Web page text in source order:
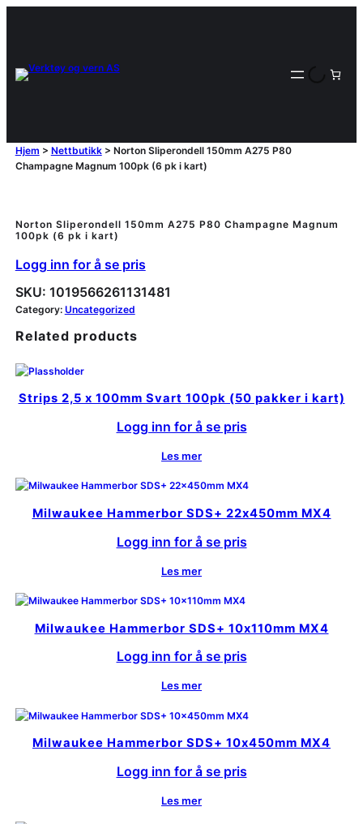
Hjem > Nettbutikk> Norton Sliperondell 150mm A275 P80
Champagne Magnum 100pk (6 pk i kart)
Norton Sliperondell 150mm A275 P80 Champagne Magnum
100pk (6 pk i kart)
Logg inn for å se pris
SKU: 1019566261131481
Category: Uncategorized
Related products
Strips 2,5 x 100mm Svart 100pk (50 pakker i kart)
Logg inn for å se pris
Les mer
Milwaukee Hammerbor SDS+ 22x450mm MX4
Logg inn for å se pris
Les mer
Milwaukee Hammerbor SDS+ 10x110mm MX4
Logg inn for å se pris
Les mer
Milwaukee Hammerbor SDS+ 10x450mm MX4
Logg inn for å se pris
Les mer